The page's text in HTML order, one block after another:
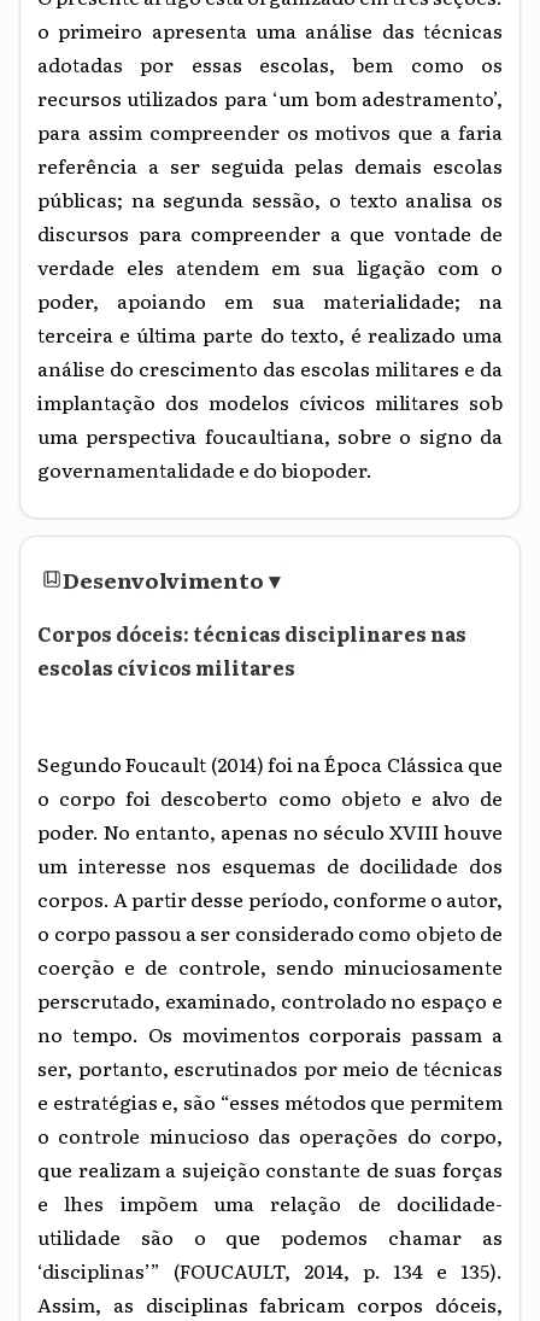
o primeiro apresenta uma análise das técnicas
adotadas por essas escolas, bem como os
recursos utilizados para ‘um bom adestramento’,
para assim compreender os motivos que a faria
referência a ser seguida pelas demais escolas
públicas; na segunda sessão, o texto analisa os
discursos para compreender a que vontade de
verdade eles atendem em sua ligação com o
poder, apoiando em sua materialidade; na
terceira e última parte do texto, é realizado uma
análise do crescimento das escolas militares e da
implantação dos modelos cívicos militares sob
uma perspectiva foucaultiana, sobre o signo da
governamentalidade e do biopoder.
Desenvolvimento▾
Corpos dóceis: técnicas disciplinares nas
escolas cívicos militares
Segundo Foucault (2014) foi na Época Clássica que
o corpo foi descoberto como objeto e alvo de
poder. No entanto, apenas no século XVIII houve
um interesse nos esquemas de docilidade dos
corpos. A partir desse período, conforme o autor,
o corpo passou a ser considerado como objeto de
coerção e de controle, sendo minuciosamente
perscrutado, examinado, controlado no espaço e
no tempo. Os movimentos corporais passam a
ser, portanto, escrutinados por meio de técnicas
e estratégias e, são “esses métodos que permitem
o controle minucioso das operações do corpo,
que realizam a sujeição constante de suas forças
e lhes impõem uma relação de docilidade-
utilidade são o que podemos chamar as
‘disciplinas’” (FOUCAULT, 2014, p. 134 e 135).
Assim, as disciplinas fabricam corpos dóceis,